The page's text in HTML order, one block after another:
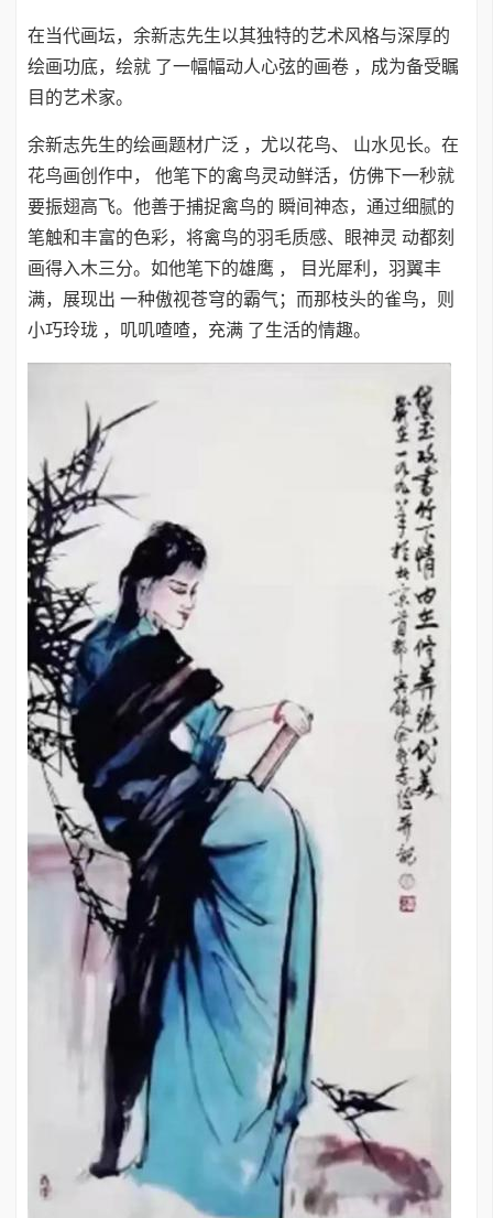
在当代画坛，余新志先生以其独特的艺术风格与深厚的
绘画功底，绘就 了一幅幅动人心弦的画卷 ，成为备受瞩
目的艺术家。
余新志先生的绘画题材广泛 ，尤以花鸟、 山水见长。在
花鸟画创作中， 他笔下的禽鸟灵动鲜活，仿佛下一秒就
要振翅高飞。他善于捕捉禽鸟的 瞬间神态，通过细腻的
笔触和丰富的色彩，将禽鸟的羽毛质感、眼神灵 动都刻
画得入木三分。如他笔下的雄鹰 ， 目光犀利，羽翼丰
满，展现出 一种傲视苍穹的霸气；而那枝头的雀鸟，则
小巧玲珑 ，叽叽喳喳，充满 了生活的情趣。